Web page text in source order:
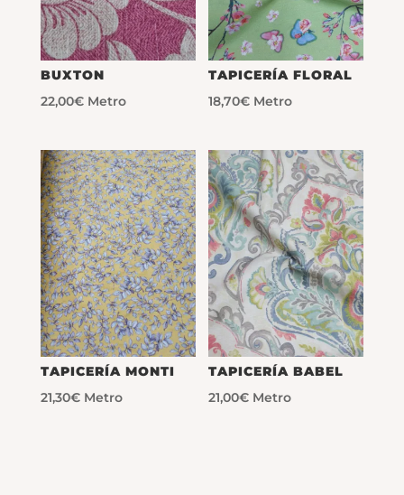
BUXTON
22,00€ Metro
TAPICERÍA FLORAL
18,70€ Metro
TAPICERÍA MONTI
21,30€ Metro
TAPICERÍA BABEL
21,00€ Metro